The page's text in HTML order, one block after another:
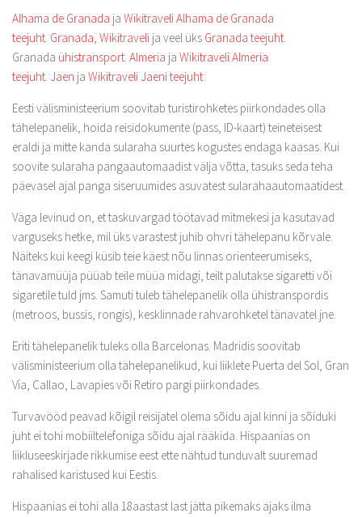
Alhama de Granada ja Wikitraveli Alhama de Granada
teejuht. Granada, Wikitraveli ja veel üks Granada teejuht.
Granada ühistransport. Almeria ja Wikitraveli Almeria
teejuht. Jaen ja Wikitraveli Jaeni teejuht.
Eesti välisministeerium soovitab turistirohketes piirkondades olla
tähelepanelik, hoida reisidokumente (pass, ID-kaart) teineteisest
eraldi ja mitte kanda sularaha suurtes kogustes endaga kaasas. Kui
soovite sularaha pangaautomaadist välja võtta, tasuks seda teha
päevasel ajal panga siseruumides asuvatest sularahaautomaatidest.
Väga levinud on, et taskuvargad töötavad mitmekesi ja kasutavad
varguseks hetke, mil üks varastest juhib ohvri tähelepanu kõrvale.
Näiteks kui keegi küsib teie käest nõu linnas orienteerumiseks,
tänavamüüja püüab teile müüa midagi, teilt palutakse sigaretti või
sigaretile tuld jms. Samuti tuleb tähelepanelik olla ühistranspordis
(metroos, bussis, rongis), kesklinnade rahvarohketel tänavatel jne.
Eriti tähelepanelik tuleks olla Barcelonas. Madridis soovitab
välisministeerium olla tähelepanelikud, kui liiklete Puerta del Sol, Gran
Vía, Callao, Lavapies või Retiro pargi piirkondades.
Turvavööd peavad kõigil reisijatel olema sõidu ajal kinni ja sõiduki
juht ei tohi mobiiltelefoniga sõidu ajal rääkida. Hispaanias on
liikluseeskirjade rikkumise eest ette nähtud tunduvalt suuremad
rahalised karistused kui Eestis.
Hispaanias ei tohi alla 18aastast last jätta pikemaks ajaks ilma